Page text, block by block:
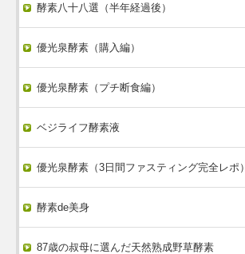
酵素八十八選（半年経過後）
優光泉酵素（購入編）
優光泉酵素（プチ断食編）
ベジライフ酵素液
優光泉酵素（3日間ファスティング完全レポ）
酵素de美身
87歳の叔母に選んだ天然熟成野草酵素